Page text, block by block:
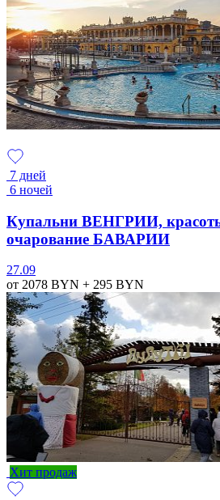
7 дней
6 ночей
Купальни ВЕНГРИИ,
очарование БАВАРИИ
27.09
от 2078 BYN + 295 BYN
Хит продаж